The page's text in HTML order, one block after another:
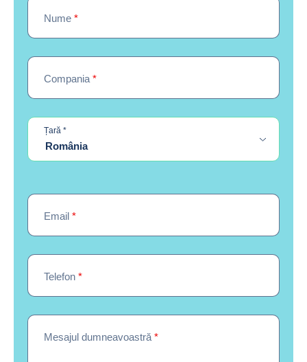
Nume *
Compania *
Țară *required
România
Email *
Telefon *
Mesajul dumneavoastră *